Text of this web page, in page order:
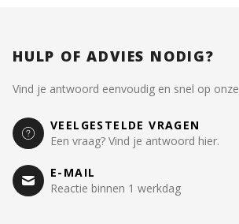
HULP OF ADVIES NODIG?
Vind je antwoord eenvoudig en snel op onze
VEELGESTELDE VRAGEN
Een vraag? Vind je antwoord hier.
E-MAIL
Reactie binnen 1 werkdag